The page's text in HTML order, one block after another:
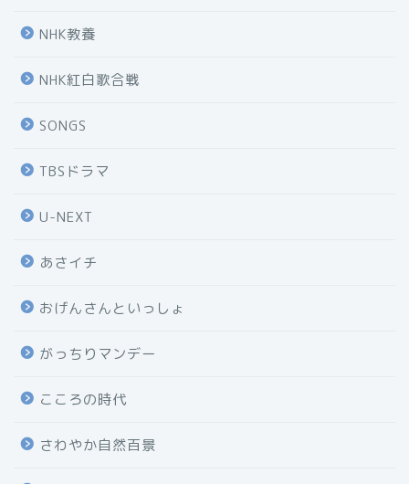
NHK教養
NHK紅白歌合戦
SONGS
TBSドラマ
U-NEXT
あさイチ
おげんさんといっしょ
がっちりマンデー
こころの時代
さわやか自然百景